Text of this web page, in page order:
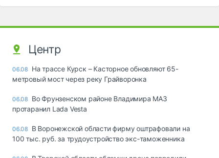
Центр
06.08 На трассе Курск – Касторное обновляют 65-
метровый мост через реку Грайворонка
06.08 Во Фрунзенском районе Владимира МАЗ
протаранил Lada Vesta
06.08 В Воронежской области фирму оштрафовали на
100 тыс. руб. за трудоустройство экс-таможенника